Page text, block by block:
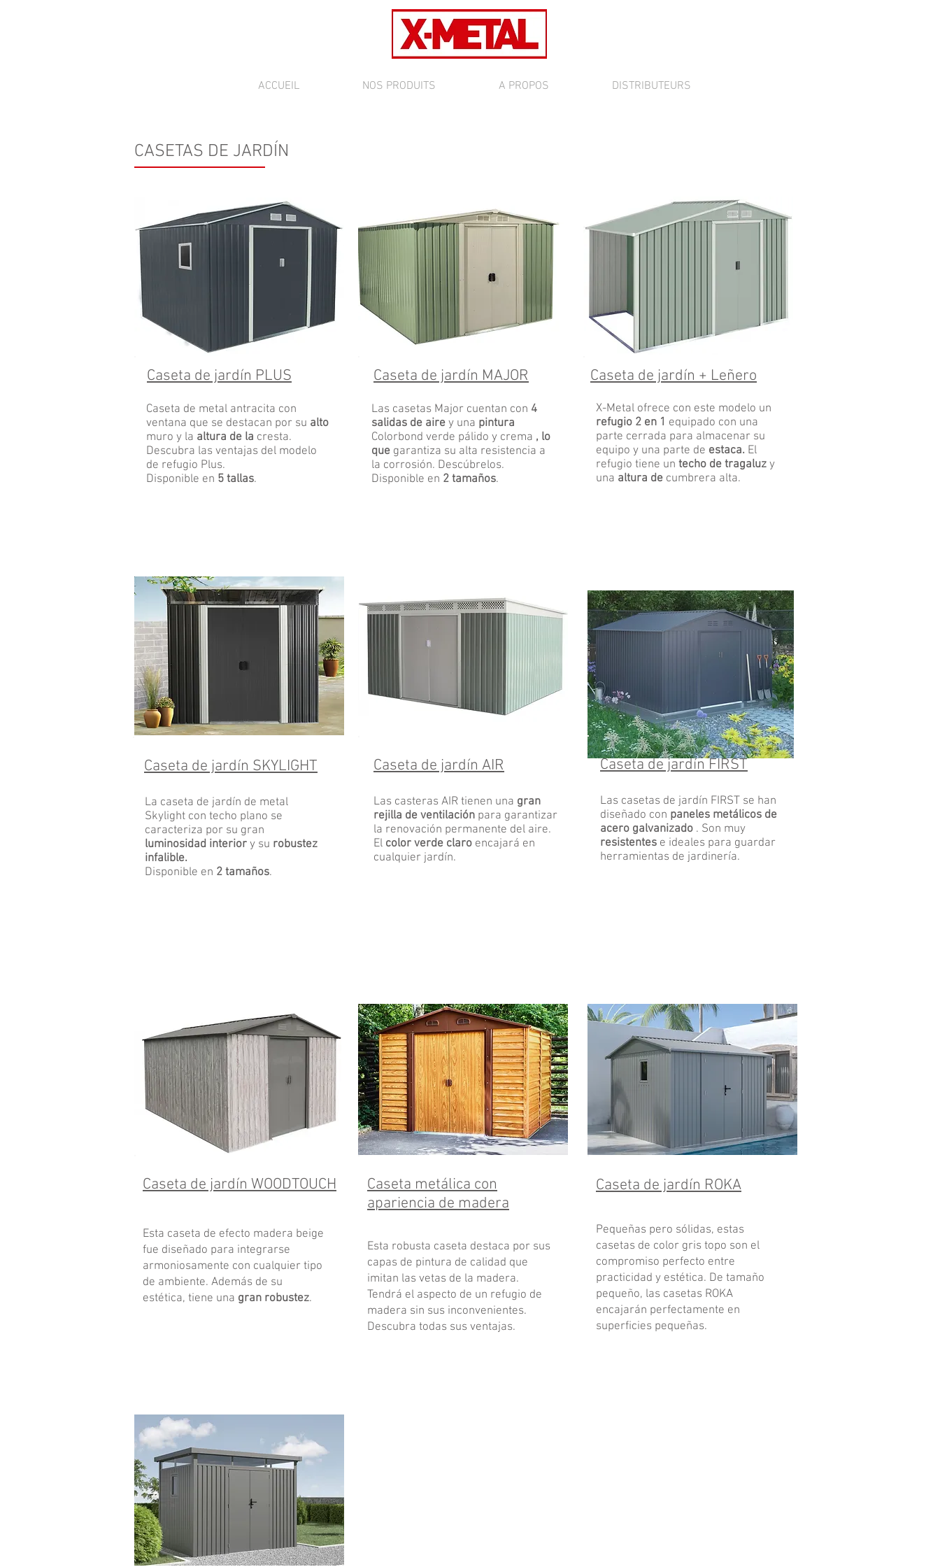
ACCUEIL NOS PRODUITS A PROPOS DISTRIBUTEURS
CASETAS DE JARDÍN
Caseta de jardín PLUS
Caseta de metal antracita con
ventana que se destacan por su alto
muro y la altura de la cresta.
Descubra las ventajas del modelo
de refugio Plus.
Disponible en 5 tallas.
Caseta de jardín MAJOR
Las casetas Major cuentan con 4
salidas de aire y una pintura
Colorbond verde pálido y crema , lo
que garantiza su alta resistencia a
la corrosión. Descúbrelos.
Disponible en 2 tamaños.
X-Metal ofrece con este modelo un
refugio 2 en 1 equipado con una
parte cerrada para almacenar su
equipo y una parte de estaca. El
refugio tiene un techo de tragaluz y
una altura de cumbrera alta.
Caseta de jardín + Leñero
Caseta de jardín SKYLIGHT
La caseta de jardín de metal
Skylight con techo plano se
caracteriza por su gran
luminosidad interior y su robustez
infalible.
Disponible en 2 tamaños.
Caseta de jardín AIR
Las casteras AIR tienen una gran
rejilla de ventilación para garantizar
la renovación permanente del aire.
El color verde claro encajará en
cualquier jardín.
Caseta de jardín FIRST
Las casetas de jardín FIRST se han
diseñado con paneles metálicos de
acero galvanizado . Son muy
resistentes e ideales para guardar
herramientas de jardinería.
Caseta de jardín WOODTOUCH
Esta caseta de efecto madera beige
fue diseñado para integrarse
armoniosamente con cualquier tipo
de ambiente. Además de su
estética, tiene una gran robustez.
Caseta metálica con
apariencia de madera
Esta robusta caseta destaca por sus
capas de pintura de calidad que
imitan las vetas de la madera.
Tendrá el aspecto de un refugio de
madera sin sus inconvenientes.
Descubra todas sus ventajas.
Caseta de jardín ROKA
Pequeñas pero sólidas, estas
casetas de color gris topo son el
compromiso perfecto entre
practicidad y estética. De tamaño
pequeño, las casetas ROKA
encajarán perfectamente en
superficies pequeñas.